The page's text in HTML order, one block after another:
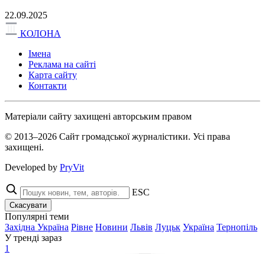
22.09.2025
КОЛОНА
Імена
Реклама на сайті
Карта сайту
Контакти
Матеріали сайту захищені авторським правом
© 2013–2026 Сайт громадської журналістики. Усі права
захищені.
Developed by PryVit
ESC
Скасувати
Популярні теми
Західна Україна Рівне Новини Львів Луцьк Україна Тернопіль
У тренді зараз
1